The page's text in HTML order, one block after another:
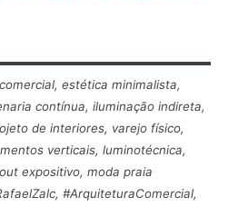
estética minimalista,
contínua, iluminação indireta,
de interiores, varejo físico,
verticais, luminotécnica,
expositivo, moda praia
#ArquiteturaComercial,